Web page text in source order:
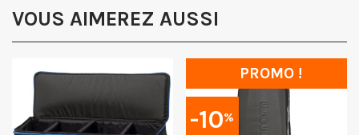
VOUS AIMEREZ AUSSI
-10%
PROMO !